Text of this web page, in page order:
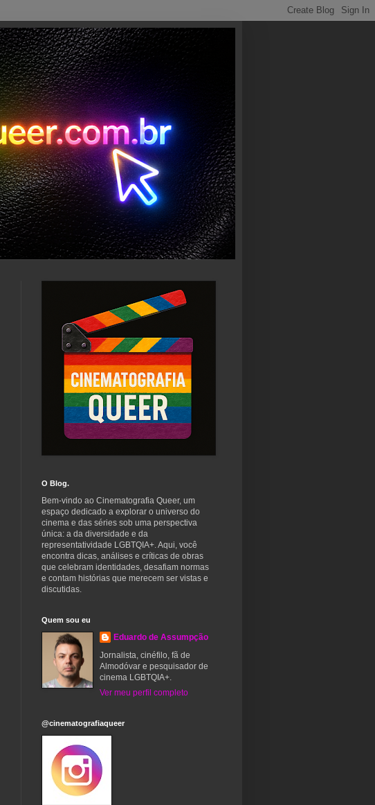
O Blog.
Bem-vindo ao Cinematografia Queer, um
espaço dedicado a explorar o universo do
cinema e das séries sob uma perspectiva
única: a da diversidade e da
representatividade LGBTQIA+. Aqui, você
encontra dicas, análises e críticas de obras
que celebram identidades, desafiam normas
e contam histórias que merecem ser vistas e
discutidas.
Quem sou eu
Eduardo de Assumpção
Jornalista, cinéfilo, fã de
Almodóvar e pesquisador de
cinema LGBTQIA+.
Ver meu perfil completo
@cinematografiaqueer